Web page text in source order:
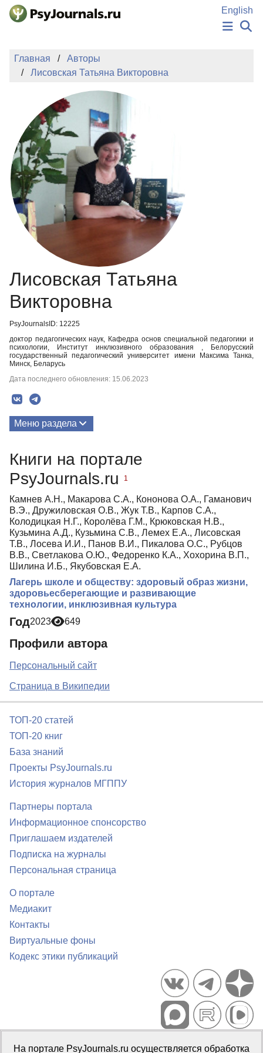
Перейти к основному содержанию
English
ИЗДАНИЯ
АВТОРЫ
ПОДАТЬ РУКОПИСЬ
КЛЮЧЕВЫЕ СЛОВА
Регистрация
Главная
Авторы
Лисовская Татьяна Викторовна
Лисовская Татьяна
Викторовна
PsyJournalsID: 12225
доктор педагогических наук, Кафедра основ специальной педагогики и
психологии, Институт инклюзивного образования , Белорусский
государственный педагогический университет имени Максима Танка,
Минск, Беларусь
Дата последнего обновления: 15.06.2023
Меню раздела
Книги на портале
PsyJournals.ru
1
Камнев А.Н., Макарова С.А., Кононова О.А., Гаманович
В.Э., Дружиловская О.В., Жук Т.В., Карпов С.А.,
Колодицкая Н.Г., Королёва Г.М., Крюковская Н.В.,
Кузьмина А.Д., Кузьмина С.В., Лемех Е.А., Лисовская
Т.В., Лосева И.И., Панов В.И., Пикалова О.С., Рубцов
В.В., Светлакова О.Ю., Федоренко К.А., Хохорина В.П.,
Шилина И.Б., Якубовская Е.А.
Лагерь школе и обществу: здоровый образ жизни,
здоровьесберегающие и развивающие
технологии, инклюзивная культура
Год2023 649
Профили автора
Персональный сайт
Страница в Википедии
ТОП-20 статей
ТОП-20 книг
База знаний
Проекты PsyJournals.ru
История журналов МГППУ
Партнеры портала
Информационное спонсорство
Приглашаем издателей
Подписка на журналы
Персональная страница
О портале
Медиакит
Контакты
Виртуальные фоны
Кодекс этики публикаций
Портал психологических изданий PsyJournals.ru, 2007–2026
На портале PsyJournals.ru осуществляется обработка